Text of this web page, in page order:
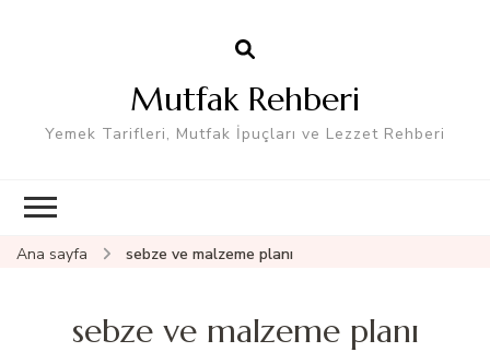
Mutfak Rehberi
Yemek Tarifleri, Mutfak İpuçları ve Lezzet Rehberi
Ana sayfa sebze ve malzeme planı
sebze ve malzeme planı